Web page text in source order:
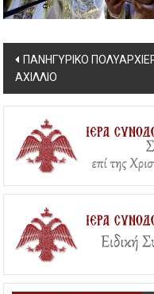
Post
navigation
ΠΑΝΗΓΥΡΙΚΟ
ΑΧΙΛΛΙΟ